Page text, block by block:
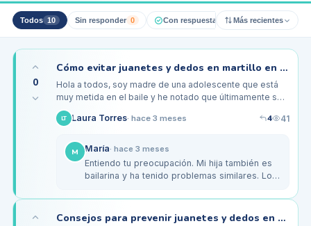
Todos 10 Sin responder 0 Con respuesta pro 0 Resueltos
Más recientes
0
Cómo evitar juanetes y dedos en martillo en adolescentes bailarines
Hola a todos, soy madre de una adolescente que está
muy metida en el baile y he notado que últimamente se
le están empezando a formar juanetes y dedos en
martillo. Ella entrena…
LT Laura Torres· hace 3 meses 4 41
M María· hace 3 meses
Entiendo tu preocupación. Mi hija también es
bailarina y ha tenido problemas similares. Lo
baile que tengan buen…
Consejos para prevenir juanetes y dedos en martillo en adolescentes deportistas